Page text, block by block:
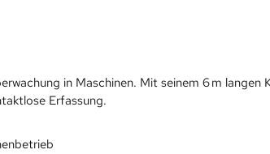
in Maschinen. Mit seinem 6 m langen
Erfassung.